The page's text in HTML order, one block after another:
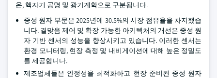
온, 핵자기 공명 및 광기계학으로 구분됩니다.
중성 원자 부문은 2025년에 30.5%의 시장 점유율을 차지했습
니다. 결맞음 제어 및 확장 가능한 아키텍처의 개선은 중성 원
자 기반 센서의 성능을 향상시키고 있습니다. 이러한 센서는
환경 모니터링, 현장 측정 및 내비게이션에 대해 높은 정밀도
를 제공합니다.
제조업체들은 안정성을 최적화하고 현장 준비된 중성 원자